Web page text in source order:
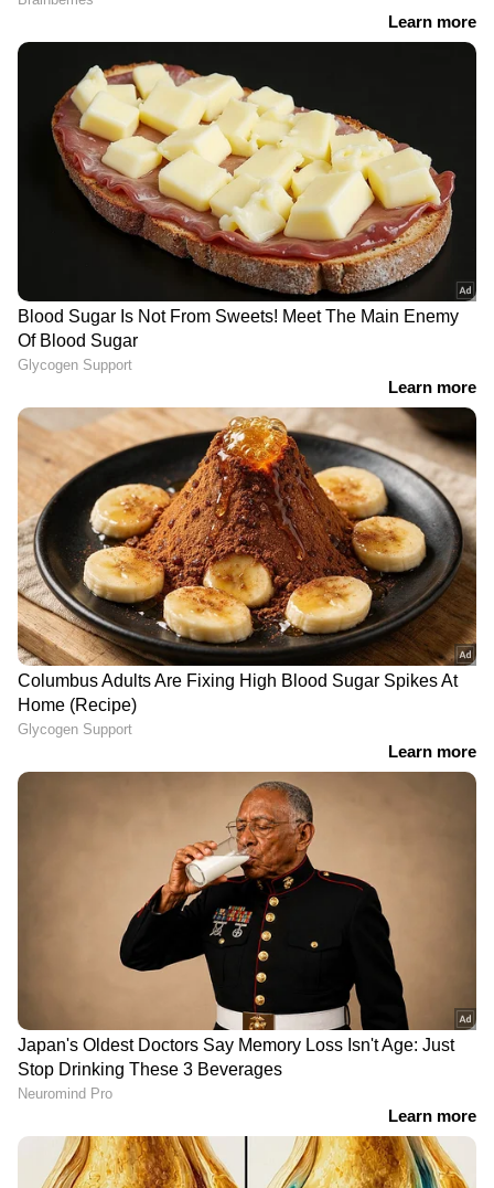
മോഹൻലാലിന്റെ ദൃശ്യം എന്ന ഹിറ്റ് ചിത്രത്തില്‍
വേഷമിട്ടാണ് അൻസിബ മലയാളി
പ്രേക്ഷകരുടെ പ്രിയങ്കരിയായി മാറിയത്.
ദൃശ്യത്തിലെ നായകൻ ജോര്‍ജുകുട്ടിയുടെ
മൂത്ത മകളായ അഞ്ജുവായിട്ടാണ്
അൻസിബയെ പ്രേക്ഷകര്‍ അടുത്തു
പരിചയപ്പെട്ടത്. അൻസിബ ഹസൻ
വേഷമിട്ടവയില്‍ ഒടുവിലെത്തിയ ചിത്രം വിനീത്
ശ്രീനിവാസൻ നായകനായ കുറുക്കനാണ്.
ദുബായ്‍യില്‍ ഒരു റേഡിയോ ജോക്കിയായിട്ട്
താരം പ്രവര്‍ത്തിക്കവേയാണ് ബിഗ് ബോസിലും
ഭാഗ്യം പരീക്ഷിക്കാൻ വന്നിരിക്കുന്നത്.